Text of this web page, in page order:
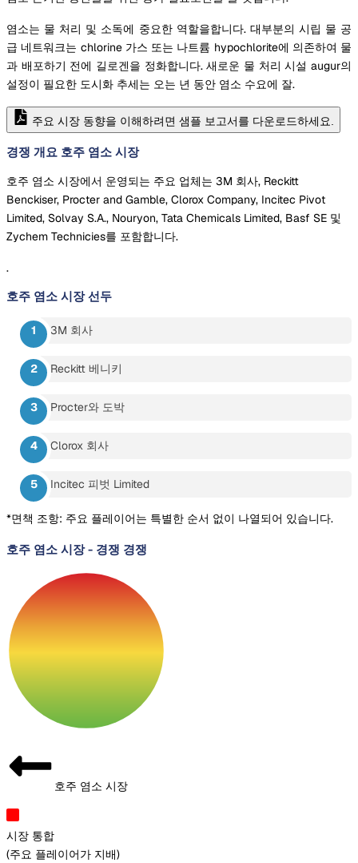
염소는 물 처리 및 소독에 중요한 역할을합니다. 대부분의 시립 물 공
급 네트워크는 chlorine 가스 또는 나트륨 hypochlorite에 의존하여 물
과 배포하기 전에 길로겐을 정화합니다. 새로운 물 처리 시설 augur의
설정이 필요한 도시화 추세는 오는 년 동안 염소 수요에 잘.
주요 시장 동향을 이해하려면 샘플 보고서를 다운로드하세요.
경쟁 개요 호주 염소 시장
호주 염소 시장에서 운영되는 주요 업체는 3M 회사, Reckitt
Benckiser, Procter and Gamble, Clorox Company, Incitec Pivot
Limited, Solvay S.A., Nouryon, Tata Chemicals Limited, Basf SE 및
Zychem Technicies를 포함합니다.
.
호주 염소 시장 선두
3M 회사
Reckitt 베니키
Procter와 도박
Clorox 회사
Incitec 피벗 Limited
*면책 조항: 주요 플레이어는 특별한 순서 없이 나열되어 있습니다.
호주 염소 시장- 경쟁 경쟁
호주 염소 시장
시장 통합
(주요 플레이어가 지배)